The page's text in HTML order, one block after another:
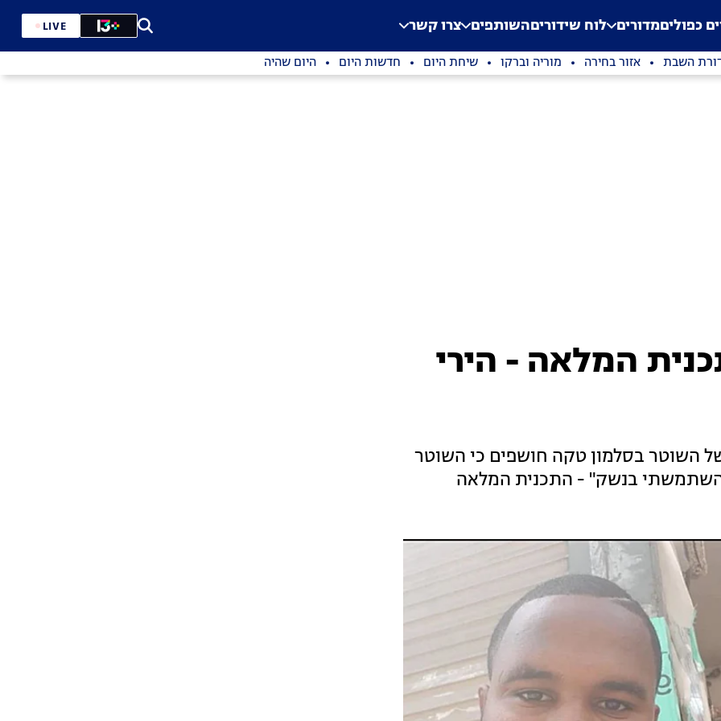
Application error: a
. כפוליםמדורים לוח שידוריםהשותפים צרו קשר LIVE
השבת אזור בחירה מוריה וברקו שיחת היום חדשות היום היום שהיה
19.01.20 התכנית המלאה - הירי
הירי של השוטר בסלמון טקה חושפים כי השוטר
השתמשתי בנשק" - התכנית המלאה